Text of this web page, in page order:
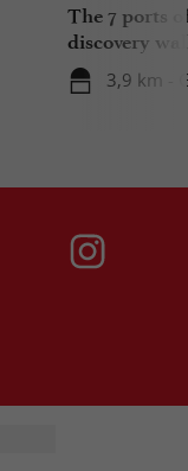
The 7 ports
discovery
3,9 km -